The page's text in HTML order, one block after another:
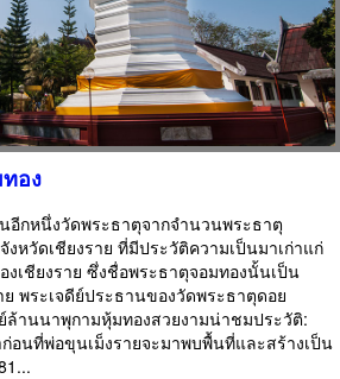
อง
อีกหนึ่งวัดพระธาตุจากจำนวนพระธาตุ
หวัดเชียงราย ที่มีประวัติความเป็นมาเก่าแก่
งเชียงราย ซึ่งชื่อพระธาตุจอมทองนั้นเป็น
พระเจดีย์ประธานของวัดพระธาตุดอย
ล้านนาพุกามหุ้มทองสวยงามน่าชมประวัติ:
นที่พ่อขุนเม็งรายจะมาพบพื้นที่และสร้างเป็น